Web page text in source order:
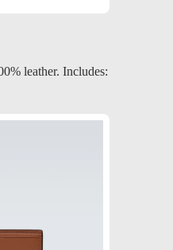
leather. Includes: